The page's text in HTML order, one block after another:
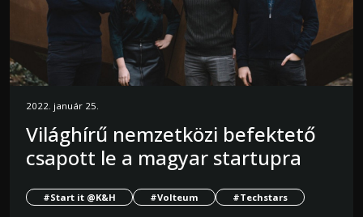
2022. január 25.
Világhírű nemzetközi befektető
csapott le a magyar startupra
#Start it @K&H #Volteum #Techstars